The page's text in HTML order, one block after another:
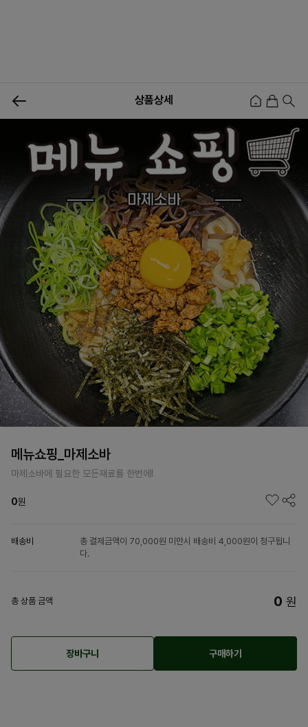
상품상세
메뉴쇼핑_마제소바
마제소바에 필요한 모든재료를 한번에!
0원
배송비
총 결제금액이 70,000원 미만시 배송비 4,000원이 청구됩니
다.
총 상품 금액 0 원
장바구니 구매하기